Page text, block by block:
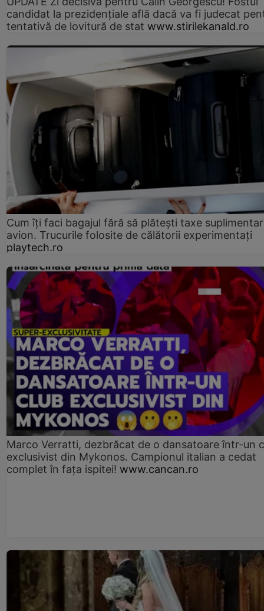
candidat la prezidențiale află dacă va fi judecat
tentativă de lovitură de stat www.stirilekanald.ro
Cum îți faci bagajul fără să plătești taxe
avion. Trucurile folosite de călătorii experimentați
playtech.ro
Marco Verratti, dezbrăcat de o dansatoare într-un
exclusivist din Mykonos. Campionul italian a cedat
complet în fața ispitei! www.cancan.ro